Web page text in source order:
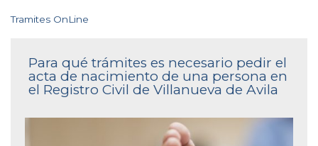
Tramites OnLine
Para qué trámites es necesario pedir el
acta de nacimiento de una persona en
el Registro Civil de Villanueva de Avila